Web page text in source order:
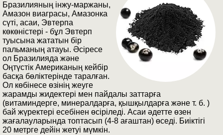
Бразилияның інжу-маржаны,
Амазон виаграсы, Амазонка
сүті, асаи, Эвтерпа
көкөністері - бұл Эвтерп
туысына жататын бір
пальманың атауы. Әсіресе
ол Бразилияда және
Оңтүстік Американың кейбір
басқа бөліктерінде таралған.
Ол көбінесе өзінің жеуге
жарамды жидектері мен пайдалы заттарға
(витаминдерге, минералдарға, қышқылдарға және т. б. )
бай жүректері есебінен өсіріледі. Асаи әдетте өзен
жағалауларында топтасып (4-8 ағаштан) өседі. Биіктігі
20 метрге дейін жетуі мүмкін.